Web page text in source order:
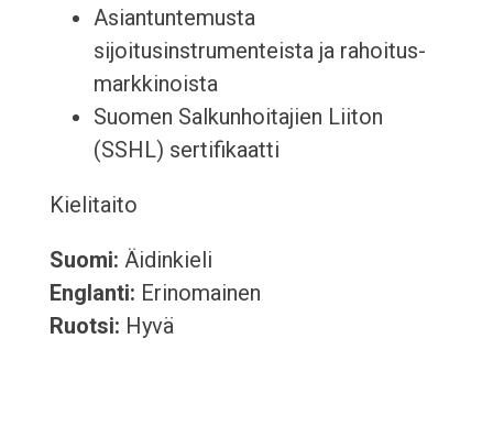
Asiantuntemusta
sijoitusinstrumenteista ja rahoitus-
markkinoista
Suomen Salkunhoitajien Liiton
(SSHL) sertifikaatti
Kielitaito
Suomi: Äidinkieli
Englanti: Erinomainen
Ruotsi: Hyvä